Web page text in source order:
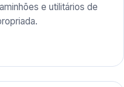
e utilitários de